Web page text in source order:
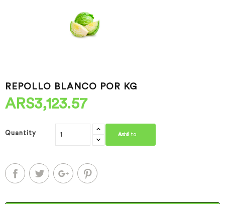
REPOLLO BLANCO POR KG
ARS3,123.57
Quantity Add to cart